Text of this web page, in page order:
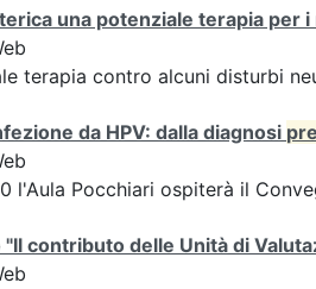
una potenziale terapia per
terapia contro alcuni disturbi
da HPV: dalla diagnosi
l'Aula Pocchiari ospiterà il
contributo delle Unità di